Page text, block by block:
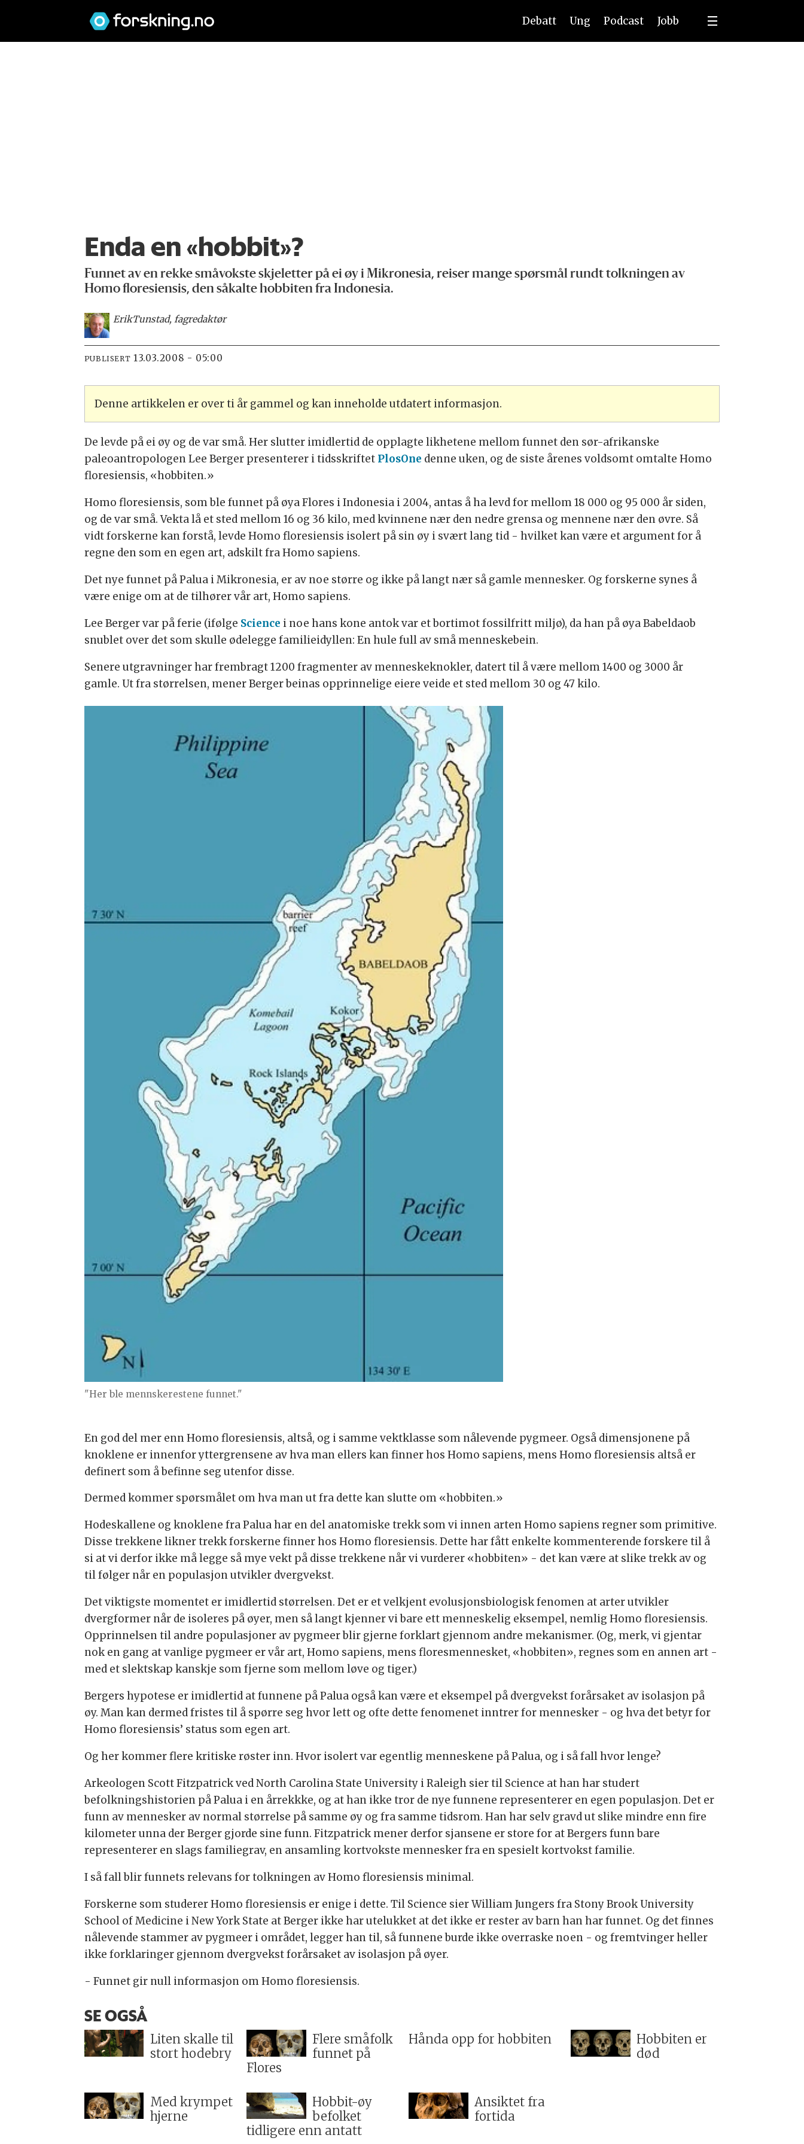
Debatt Ung Podcast Jobb
Enda en «hobbit»?
Funnet av en rekke småvokste skjeletter på ei øy i Mikronesia, reiser mange spørsmål rundt tolkningen av
Homo floresiensis, den såkalte hobbiten fra Indonesia.
ErikTunstad, fagredaktør
PUBLISERT 13.03.2008 - 05:00
Denne artikkelen er over ti år gammel og kan inneholde utdatert informasjon.
De levde på ei øy og de var små. Her slutter imidlertid de opplagte likhetene mellom funnet den sør-afrikanske
paleoantropologen Lee Berger presenterer i tidsskriftet PlosOne denne uken, og de siste årenes voldsomt omtalte Homo
floresiensis, «hobbiten.»
Homo floresiensis, som ble funnet på øya Flores i Indonesia i 2004, antas å ha levd for mellom 18 000 og 95 000 år siden,
og de var små. Vekta lå et sted mellom 16 og 36 kilo, med kvinnene nær den nedre grensa og mennene nær den øvre. Så
vidt forskerne kan forstå, levde Homo floresiensis isolert på sin øy i svært lang tid - hvilket kan være et argument for å
regne den som en egen art, adskilt fra Homo sapiens.
Det nye funnet på Palua i Mikronesia, er av noe større og ikke på langt nær så gamle mennesker. Og forskerne synes å
være enige om at de tilhører vår art, Homo sapiens.
Lee Berger var på ferie (ifølge Science i noe hans kone antok var et bortimot fossilfritt miljø), da han på øya Babeldaob
snublet over det som skulle ødelegge familieidyllen: En hule full av små menneskebein.
Senere utgravninger har frembragt 1200 fragmenter av menneskeknokler, datert til å være mellom 1400 og 3000 år
gamle. Ut fra størrelsen, mener Berger beinas opprinnelige eiere veide et sted mellom 30 og 47 kilo.
"Her ble mennskerestene funnet."
En god del mer enn Homo floresiensis, altså, og i samme vektklasse som nålevende pygmeer. Også dimensjonene på
knoklene er innenfor yttergrensene av hva man ellers kan finner hos Homo sapiens, mens Homo floresiensis altså er
definert som å befinne seg utenfor disse.
Dermed kommer spørsmålet om hva man ut fra dette kan slutte om «hobbiten.»
Hodeskallene og knoklene fra Palua har en del anatomiske trekk som vi innen arten Homo sapiens regner som primitive.
Disse trekkene likner trekk forskerne finner hos Homo floresiensis. Dette har fått enkelte kommenterende forskere til å
si at vi derfor ikke må legge så mye vekt på disse trekkene når vi vurderer «hobbiten» - det kan være at slike trekk av og
til følger når en populasjon utvikler dvergvekst.
Det viktigste momentet er imidlertid størrelsen. Det er et velkjent evolusjonsbiologisk fenomen at arter utvikler
dvergformer når de isoleres på øyer, men så langt kjenner vi bare ett menneskelig eksempel, nemlig Homo floresiensis.
Opprinnelsen til andre populasjoner av pygmeer blir gjerne forklart gjennom andre mekanismer. (Og, merk, vi gjentar
nok en gang at vanlige pygmeer er vår art, Homo sapiens, mens floresmennesket, «hobbiten», regnes som en annen art -
med et slektskap kanskje som fjerne som mellom løve og tiger.)
Bergers hypotese er imidlertid at funnene på Palua også kan være et eksempel på dvergvekst forårsaket av isolasjon på
øy. Man kan dermed fristes til å spørre seg hvor lett og ofte dette fenomenet inntrer for mennesker - og hva det betyr for
Homo floresiensis’ status som egen art.
Og her kommer flere kritiske røster inn. Hvor isolert var egentlig menneskene på Palua, og i så fall hvor lenge?
Arkeologen Scott Fitzpatrick ved North Carolina State University i Raleigh sier til Science at han har studert
befolkningshistorien på Palua i en årrekkke, og at han ikke tror de nye funnene representerer en egen populasjon. Det er
funn av mennesker av normal størrelse på samme øy og fra samme tidsrom. Han har selv gravd ut slike mindre enn fire
kilometer unna der Berger gjorde sine funn. Fitzpatrick mener derfor sjansene er store for at Bergers funn bare
representerer en slags familiegrav, en ansamling kortvokste mennesker fra en spesielt kortvokst familie.
I så fall blir funnets relevans for tolkningen av Homo floresiensis minimal.
Forskerne som studerer Homo floresiensis er enige i dette. Til Science sier William Jungers fra Stony Brook University
School of Medicine i New York State at Berger ikke har utelukket at det ikke er rester av barn han har funnet. Og det finnes
nålevende stammer av pygmeer i området, legger han til, så funnene burde ikke overraske noen - og fremtvinger heller
ikke forklaringer gjennom dvergvekst forårsaket av isolasjon på øyer.
- Funnet gir null informasjon om Homo floresiensis.
SE OGSÅ
Liten skalle til
stort hodebry
Flere småfolk
funnet på
Flores
Hånda opp for hobbiten
Hobbiten er
død
Med krympet
hjerne
Hobbit-øy
befolket
tidligere enn antatt
Ansiktet fra
fortida